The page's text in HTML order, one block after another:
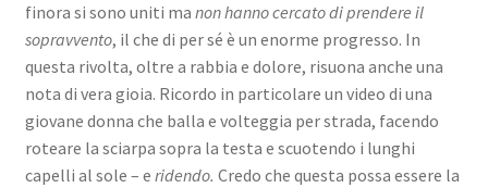
finora si sono uniti ma non hanno cercato di prendere il
sopravvento, il che di per sé è un enorme progresso. In
questa rivolta, oltre a rabbia e dolore, risuona anche una
nota di vera gioia. Ricordo in particolare un video di una
giovane donna che balla e volteggia per strada, facendo
roteare la sciarpa sopra la testa e scuotendo i lunghi
capelli al sole – e ridendo. Credo che questa possa essere la